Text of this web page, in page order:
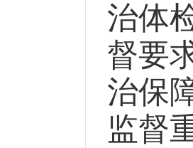
治体
督要
治保
监督